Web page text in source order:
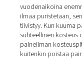
Miksi